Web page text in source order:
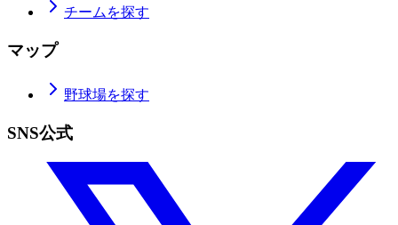
チームを探す
マップ
野球場を探す
SNS公式